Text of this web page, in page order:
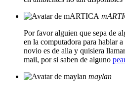
Por favor alguien que sepa de
en la computadora para hablar
novio es de alla y quisiera
mail, por si saben de alguno
maylan